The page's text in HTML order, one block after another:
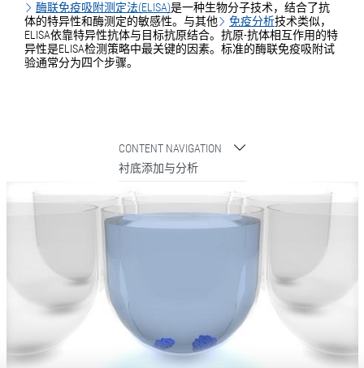
酶联免疫吸附测定法(ELISA)是一种生物分子技术，结合了抗
体的特异性和酶测定的敏感性。与其他
免疫分析技术类似，
ELISA依靠特异性抗体与目标抗原结合。抗原-抗体相互作用的特
异性是ELISA检测策略中最关键的因素。标准的酶联免疫吸附试
验通常分为四个步骤。
CONTENT NAVIGATION
衬底添加与分析